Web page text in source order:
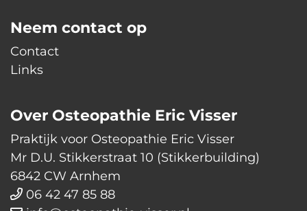
Neem contact op
Contact
Links
Over Osteopathie Eric Visser
Praktijk voor Osteopathie Eric Visser
Mr D.U. Stikkerstraat 10 (Stikkerbuilding)
6842 CW Arnhem
06 42 47 85 88